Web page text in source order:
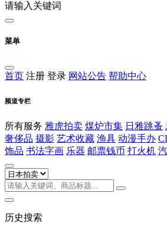
请输入关键词
菜单
首页 注册 登录 网站公告 帮助中心
频道专栏
所有服务 雅虎拍卖 煤炉市集 日雅跳蚤
奢侈品 摄影 艺术收藏 渔具 动漫手办
饰品 书法字画 乐器 邮票钱币 打火机
历史搜索